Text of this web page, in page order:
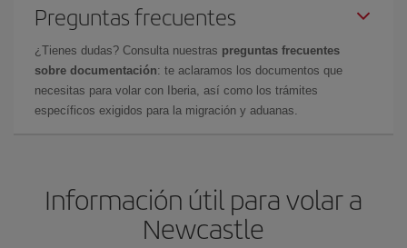
Preguntas frecuentes
¿Tienes dudas? Consulta nuestras preguntas frecuentes
sobre documentación: te aclaramos los documentos que
necesitas para volar con Iberia, así como los trámites
específicos exigidos para la migración y aduanas.
Información útil para volar a
Newcastle